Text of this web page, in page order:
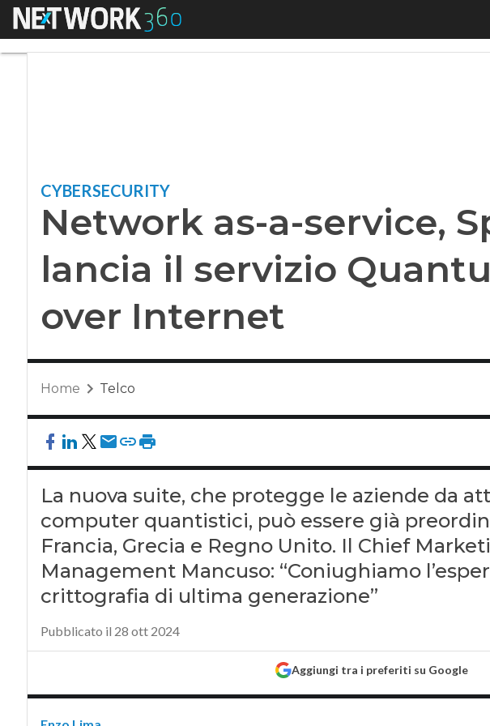
Menu Network as-a-service, Sparkle
CYBERSECURITY
Network as-a-service,
lancia il servizio
over Internet
Home Telco
La nuova suite, che protegge le aziende da
computer quantistici, può essere già
Francia, Grecia e Regno Unito. Il Chief
Management Mancuso: “Coniughiamo
crittografia di ultima generazione”
Pubblicato il 28 ott 2024
Aggiungi tra i preferiti su Google